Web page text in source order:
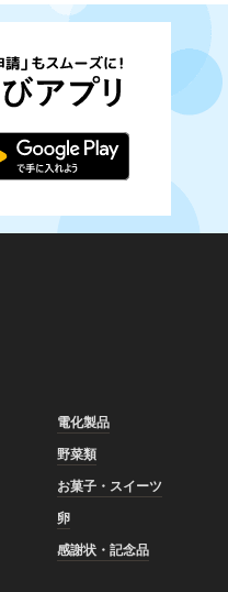
電化製品
野菜類
お菓子・スイーツ
卵
感謝状・記念品